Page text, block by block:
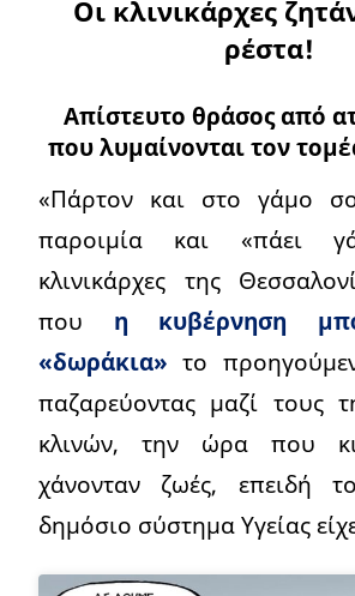
Οι κλινικάρχες
ρέστα!
Απίστευτο θράσος από
που λυμαίνονται τον
«Πάρτον και στο γάμο
παροιμία και «πάει
κλινικάρχες της
που η κυβέρνηση
«δωράκια» το
παζαρεύοντας μαζί τους
κλινών, την ώρα που
χάνονταν ζωές, επειδή
δημόσιο σύστημα Υγείας